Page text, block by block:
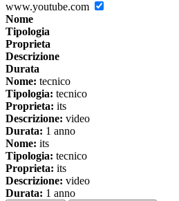
www.youtube.com
Nome
Tipologia
Proprieta
Descrizione
Durata
Nome: tecnico
Tipologia: tecnico
Proprieta: its
Descrizione: video
Durata: 1 anno
Nome: its
Tipologia: tecnico
Proprieta: its
Descrizione: video
Durata: 1 anno